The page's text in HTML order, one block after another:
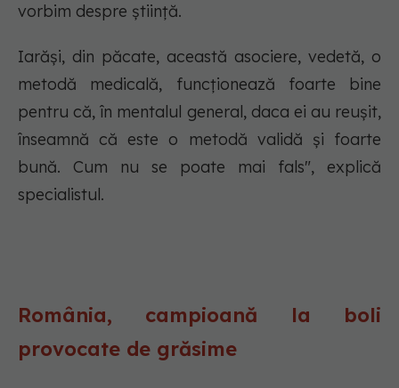
vorbim despre știință.
Iarăși, din păcate, această asociere, vedetă, o
metodă medicală, funcționează foarte bine
pentru că, în mentalul general, daca ei au reușit,
înseamnă că este o metodă validă și foarte
bună. Cum nu se poate mai fals", explică
specialistul.
România, campioană la boli
provocate de grăsime